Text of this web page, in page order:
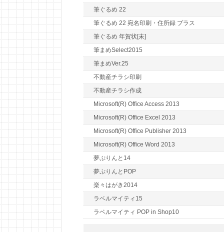
筆ぐるめ 22
筆ぐるめ 22 宛名印刷・住所録 プラス
筆ぐるめ 年賀状[未]
筆まめSelect2015
筆まめVer.25
不動産チラシ印刷
不動産チラシ作成
Microsoft(R) Office Access 2013
Microsoft(R) Office Excel 2013
Microsoft(R) Office Publisher 2013
Microsoft(R) Office Word 2013
夢ぷりんと14
夢ぷりんとPOP
楽々はがき2014
ラベルマイティ15
ラベルマイティ POP in Shop10